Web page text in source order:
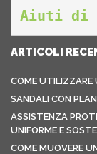
Aiuti di
ARTICOLI
COME UTILIZZARE
SANDALI CON
ASSISTENZA
UNIFORME E
COME MUOVERE